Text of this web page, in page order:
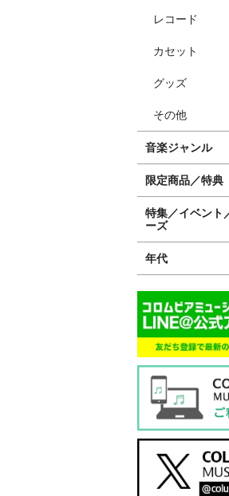
レコード
カセット
グッズ
その他
音楽ジャンル
限定商品／特典
特集／イベント
ーズ
年代